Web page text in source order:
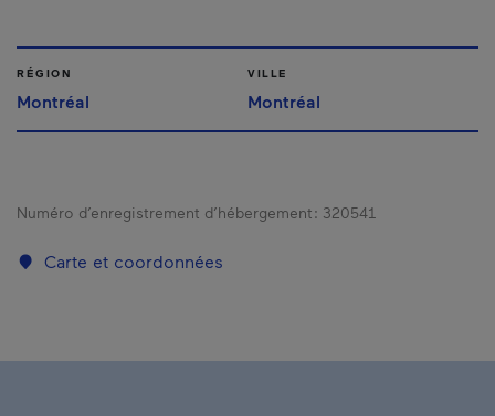
RÉGION
Montréal
VILLE
Montréal
Numéro d’enregistrement d’hébergement : 320541
Carte et coordonnées